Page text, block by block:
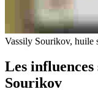
Vassily Sourikov, huile
Les
Sourikov